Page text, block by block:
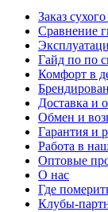
Заказ
Сравнение
Гайд по по
Комфорт в
Доставка и
Обмен и
Гарантия и
Работа в
Оптовые
О нас
Где
Клубы-